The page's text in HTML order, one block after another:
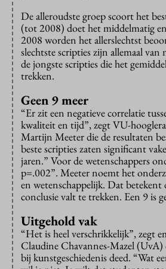
De alleroudste groep scoort het
(tot 2008) doet het middelmatig
2008 worden het allerslechtst
slechtste scripties zijn allemaal
de jongste scripties die het
trekken.
Geen 9 meer
“Er zit een negatieve correlatie
kwaliteit en tijd”, zegt VU-
Martijn Meeter die de resultaten
beste scripties zaten significant
jaren.” Voor de wetenschappers
p=.002”. Meeter noemt het
en wetenschappelijk. Dat betekent
conclusie valt te trekken. Een 9 is
Uitgehold vak
“Het is heel verschrikkelijk”, zegt
Claudine Chavannes-Mazel (UvA)
bij kunstgeschiedenis deed. “Wat